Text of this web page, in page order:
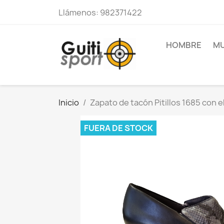
Llámenos: 982371422
HOMBRE
Inicio Zapato de tacón Pitillos 1685 con
FUERA DE STOCK